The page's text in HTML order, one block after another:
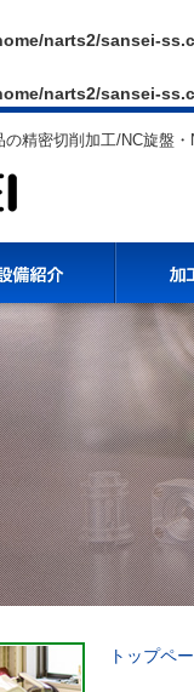
narts2/sansei-
narts2/sansei-
精密切削加工/NC旋盤
トップペ